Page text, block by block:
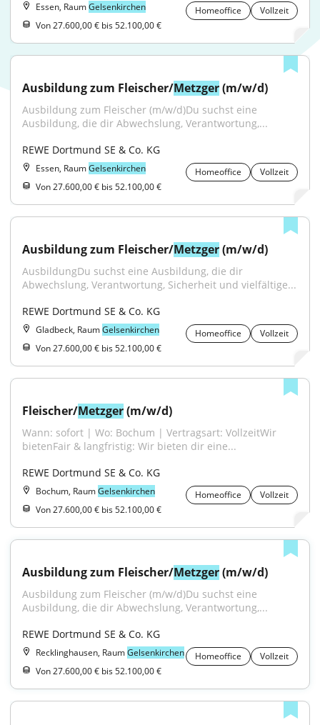
Essen, RaumGelsenkirchen Homeoffice
Vollzeit
Von 27.600,00 € bis 52.100,00 €
Ausbildung zum Fleischer/Metzger (m/w/d)
Ausbildung zum Fleischer (m/w/d)Du suchst eine
Ausbildung, die dir Abwechslung, Verantwortung,...
REWE Dortmund SE & Co. KG
Essen, RaumGelsenkirchen Homeoffice
Vollzeit
Von 27.600,00 € bis 52.100,00 €
Ausbildung zum Fleischer/Metzger (m/w/d)
AusbildungDu suchst eine Ausbildung, die dir
Abwechslung, Verantwortung, Sicherheit und vielfältige...
REWE Dortmund SE & Co. KG
Gladbeck, RaumGelsenkirchen Homeoffice
Vollzeit
Von 27.600,00 € bis 52.100,00 €
Fleischer/Metzger (m/w/d)
Wann: sofort | Wo: Bochum | Vertragsart: VollzeitWir
bietenFair & langfristig: Wir bieten dir eine...
REWE Dortmund SE & Co. KG
Bochum, RaumGelsenkirchen Homeoffice
Vollzeit
Von 27.600,00 € bis 52.100,00 €
Ausbildung zum Fleischer/Metzger (m/w/d)
Ausbildung zum Fleischer (m/w/d)Du suchst eine
Ausbildung, die dir Abwechslung, Verantwortung,...
REWE Dortmund SE & Co. KG
Recklinghausen, RaumGelsenkirchen Homeoffice
Vollzeit
Von 27.600,00 € bis 52.100,00 €